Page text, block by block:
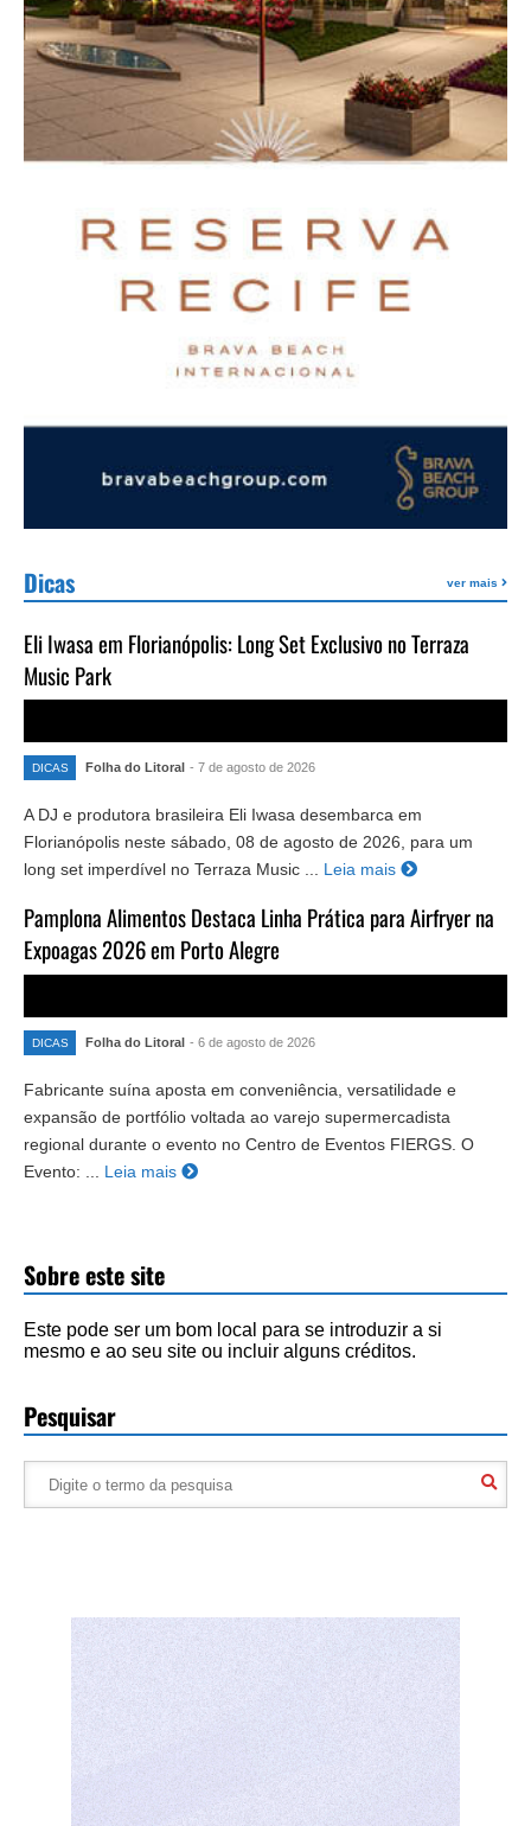
Dicas ver mais
Eli Iwasa em Florianópolis: Long Set Exclusivo no Terraza
Music Park
DICAS Folha do Litoral - 7 de agosto de 2026
A DJ e produtora brasileira Eli Iwasa desembarca em
Florianópolis neste sábado, 08 de agosto de 2026, para um
long set imperdível no Terraza Music ... Leia mais
Pamplona Alimentos Destaca Linha Prática para Airfryer na
Expoagas 2026 em Porto Alegre
DICAS Folha do Litoral - 6 de agosto de 2026
Fabricante suína aposta em conveniência, versatilidade e
expansão de portfólio voltada ao varejo supermercadista
regional durante o evento no Centro de Eventos FIERGS. O
Evento: ...
Leia mais
Sobre este site
Este pode ser um bom local para se introduzir a si
mesmo e ao seu site ou incluir alguns créditos.
Pesquisar